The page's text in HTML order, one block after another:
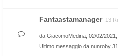
Fantaastamanager 13
da GiacomoMedina , 02/02/
Ultimo messaggio da nunroby